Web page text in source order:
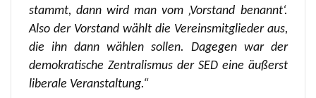
stammt, dann wird man vom ‚Vorstand benannt‘.
Also der Vorstand wählt die Vereinsmitglieder aus,
die ihn dann wählen sollen. Dagegen war der
demokratische Zentralismus der SED eine äußerst
liberale Veranstaltung.“